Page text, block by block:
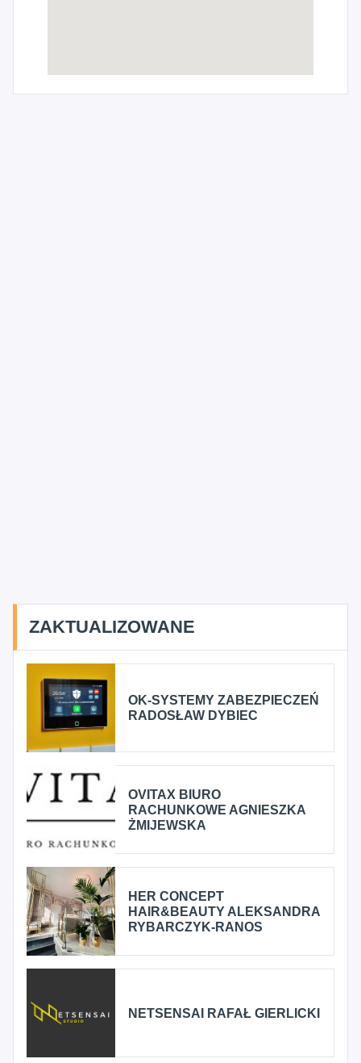
ZAKTUALIZOWANE
OK-SYSTEMY ZABEZPIECZEŃ
RADOSŁAW DYBIEC
OVITAX BIURO
RACHUNKOWE AGNIESZKA
ŻMIJEWSKA
HER CONCEPT
HAIR&BEAUTY ALEKSANDRA
RYBARCZYK-RANOS
NETSENSAI RAFAŁ GIERLICKI